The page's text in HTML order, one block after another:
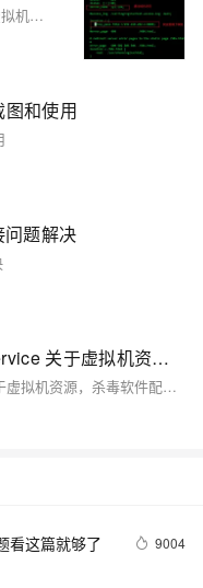
这篇文章介绍了如何通过域名在本地访问虚拟机上的nginx服务，包括创建nginx容器、修改配置文件、修改本地host文件以及进行访问测试的详细步骤。文章提供了具体的Docker命令来创建并配置nginx容器，展示了配置文件的修改示例，说明了如何在本地系统的hosts文件中添加虚拟机IP和自定义域名，以及如何通过浏览器进行测试访问。
和使用
题解决
【Azure 云服务】Azure Cloud Service 关于虚拟机资源，杀毒软件配置，补丁机制的问答
【Azure 云服务】Azure Cloud Service 关于虚拟机资源，杀毒软件配置，补丁机制的问答
看这篇就够了 9004